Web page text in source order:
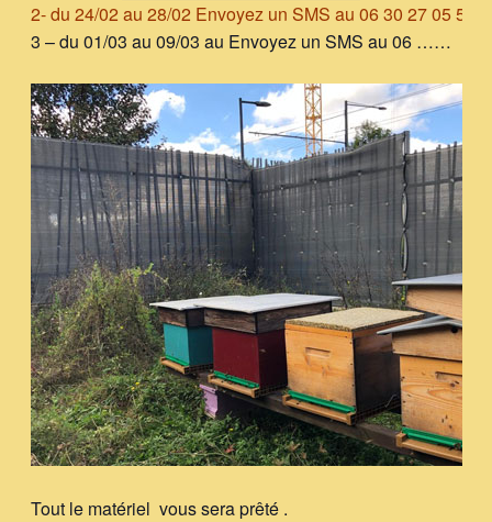
2- du 24/02 au 28/02 Envoyez un SMS au 06 30 27 05 55
3 – du 01/03 au 09/03 au Envoyez un SMS au 06 ……
Tout le matériel vous sera prêté .